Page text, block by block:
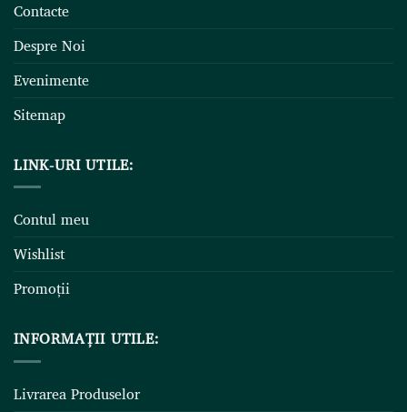
Contacte
Despre Noi
Evenimente
Sitemap
LINK-URI UTILE:
Contul meu
Wishlist
Promoții
INFORMAȚII UTILE:
Livrarea Produselor